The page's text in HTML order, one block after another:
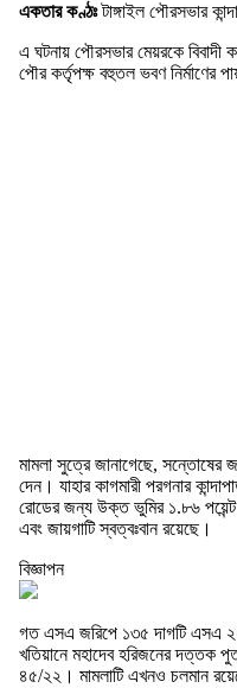
একতার কণ্ঠঃটাঙ্গাইল পৌরসভার
এ ঘটনায় পৌরসভার মেয়রকে বিবাদী
পৌর কর্তৃপক্ষ বহুতল ভবণ নির্মাণের
মামলা সুত্রে জানাগেছে, সন্তোষের
দেন। যাহার কাগমারী পরগনার
রোডের জন্য উক্ত ভুমির ১.৮৬ পয়েন্ট
এবং জায়গাটি স্বত্বঃবান রয়েছে।
বিজ্ঞাপন
গত এসএ জরিপে ১৩৫ দাগটি এসএ
খতিয়ানে মহাদেব হরিজনের দত্তক
৪৫/২২। মামলাটি এখনও চলমান